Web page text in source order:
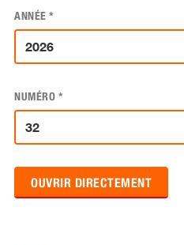
ANNÉE *
NUMÉRO *
OUVRIR DIRECTEMENT